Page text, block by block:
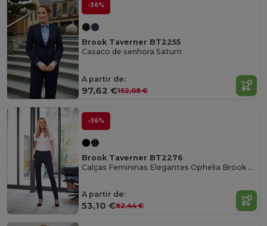
-36%
Brook Taverner BT2255
Casaco de senhora Saturn
A partir de:
97,62 €152,08 €
-36%
Brook Taverner BT2276
Calças Femininas Elegantes Ophelia Brook Taverner
A partir de:
53,10 €82,44 €